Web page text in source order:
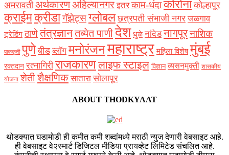
अमरावती अर्थकारणअहिल्यानगर इतर काम-धंदाकोरोना कोल्हापूर
क्राईमक्रीडागॅझेट्सग्लोबल छत्रपती संभाजी नगर जळगाव
ट्रेडिंग ठाणेतंत्रज्ञानतब्येत पाणीदेश धुळे नांदेड नागपूरनाशिक
पाककृती पुणे बीड ब्लॉग मनोरंजनमहाराष्ट्र महिला विशेष मुंबई
रक्‍तदान रत्नागिरी राजकारणलाइफ स्टाइल विज्ञान व्यसनमुक्ती शासकीय
योजना शेतीशैक्षणिक सातारा सोलापूर
ABOUT THODKYAAT
थोडक्यात घडामोडी ही कमीत कमी शब्दांमध्ये मराठी न्युज देणारी वेबसाइट आहे.
ही वेबसाइट वे२स्मार्ट डिजिटल मीडिया प्रायव्हेट लिमिटेड संचलित आहे.